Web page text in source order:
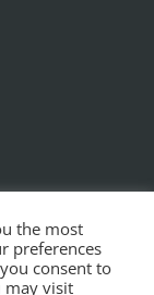
the most
preferences
consent to
may visit